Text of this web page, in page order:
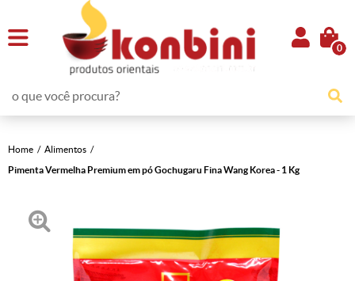
0
Home
Alimentos
Pimenta Vermelha Premium em pó Gochugaru Fina Wang Korea - 1 Kg